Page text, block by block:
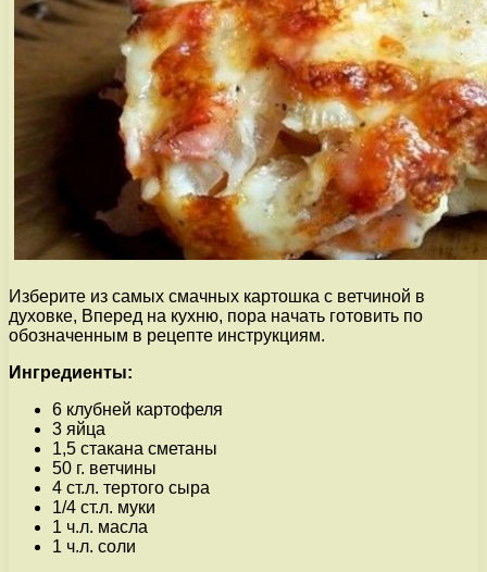
Изберите из самых смачных картошка с ветчиной в
духовке, Вперед на кухню, пора начать готовить по
обозначенным в рецепте инструкциям.
Ингредиенты:
6 клубней картофеля
3 яйца
1,5 стакана сметаны
50 г. ветчины
4 ст.л. тертого сыра
1/4 ст.л. муки
1 ч.л. масла
1 ч.л. соли